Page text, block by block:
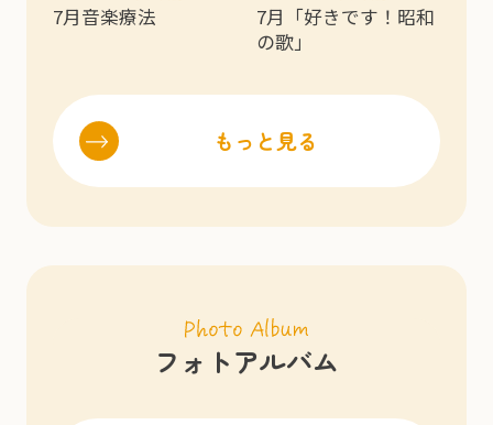
7月音楽療法
7月「好きです！昭和
の歌」
もっと見る
フォトアルバム